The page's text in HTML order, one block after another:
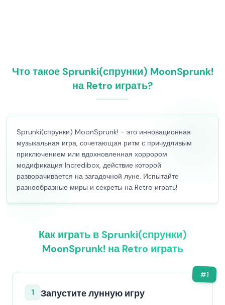
Что такое Sprunki(спрунки) MoonSprunk!
на Retro играть?
Sprunki(спрунки) MoonSprunk! - это инновационная
музыкальная игра, сочетающая ритм с причудливым
приключением или вдохновленная хоррором
модификация Incredibox, действие которой
разворачивается на загадочной луне. Испытайте
разнообразные миры и секреты на Retro играть!
Как играть в Sprunki(спрунки)
MoonSprunk! на Retro играть
#1
1 Запустите лунную игру